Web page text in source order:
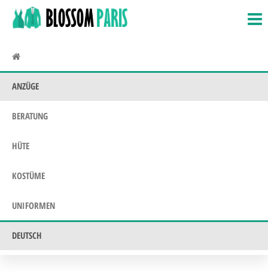
Inhalt
ANZÜGE
BERATUNG
HÜTE
KOSTÜME
UNIFORMEN
DEUTSCH